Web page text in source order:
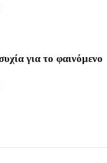
για το φαινόμενο